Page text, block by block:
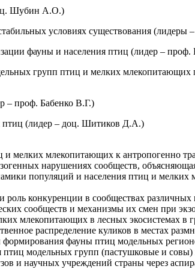
Шубин А.О.)
условиях существования
фауны и населения птиц (лидер – проф.
групп птиц и мелких
– проф. Бабенко В.Г.)
птиц (лидер – доц. Шитиков Д.А.)
мелких млекопитающих к антропогенно
нарушениях сообществ,
популяций и населения птиц и
роль конкуренции в сообществах
сообществ и механизмы их смен при
млекопитающих в лесных экосистемах в
распределение куликов в местах
фауны птиц модельных
модельных групп (пастушковые и
и научных учреждений страны через